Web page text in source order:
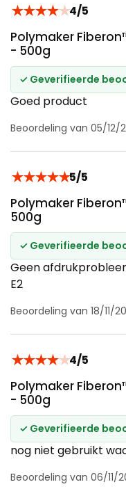
★★★★★4/5
Polymaker
- 500g
✓ Geverifieerde
Goed product
Beoordeling van 05/12/
★★★★★5/5
Polymaker
500g
✓ Geverifieerde
Geen
E2
Beoordeling van 18/11/
★★★★★4/5
Polymaker
- 500g
✓ Geverifieerde
nog niet gebruikt
Beoordeling van 06/11/